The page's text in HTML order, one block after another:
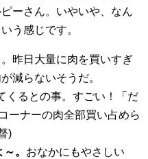
ーさん。いやいや、なん
う感じです。
昨日大量に肉を買いすぎ
減らないそうだ。
くるとの事。すごい！「だ
ーナーの肉全部買い占めら
)
。 おなかにもやさしい